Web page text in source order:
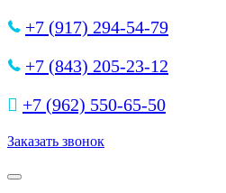
+7 (917) 294-54-79
+7 (843) 205-23-12
+7 (962) 550‑65‑50‬
Заказать звонок
Toggle navigation